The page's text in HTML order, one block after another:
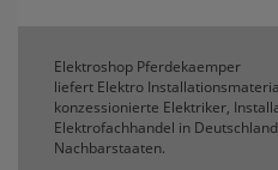
Elektroshop Pferdekaemper
liefert Elektro
konzessionierte Elektriker,
Elektrofachhandel in
Nachbarstaaten.